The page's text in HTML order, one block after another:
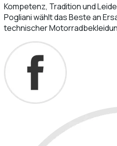
Kompetenz, Tradition und
Pogliani wählt das Beste an
technischer